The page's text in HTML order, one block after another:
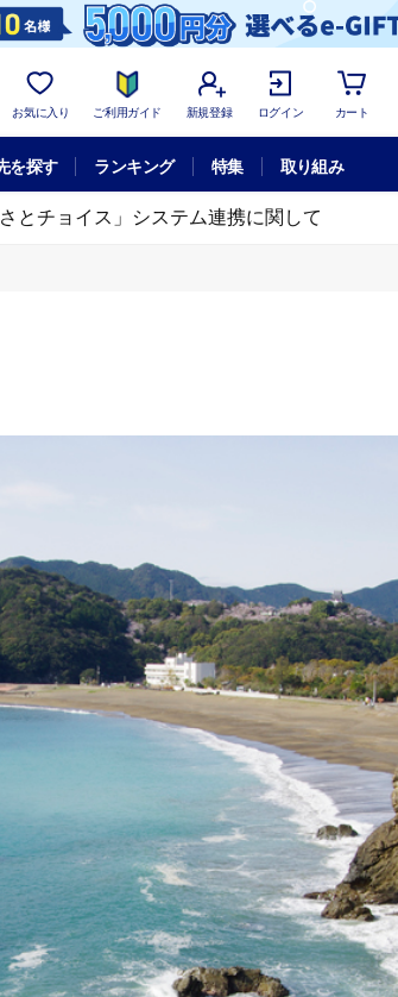
お気に入り ご利用ガイド 新規登録 ログイン カート
を探す ランキング 特集 取り組み
さとチョイス」システム連携に関して